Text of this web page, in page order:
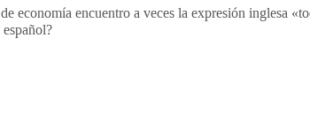
economía encuentro a veces la expresión inglesa